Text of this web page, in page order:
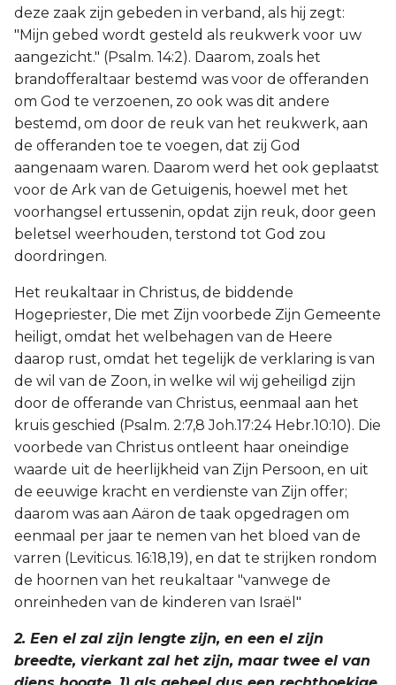
1 Johannes
2 Johannes
3 Johannes
Openbaring
deze zaak zijn gebeden in verband, als hij zegt:
"Mijn gebed wordt gesteld als reukwerk voor uw
aangezicht." (Psalm. 14:2). Daarom, zoals het
brandofferaltaar bestemd was voor de offeranden
om God te verzoenen, zo ook was dit andere
bestemd, om door de reuk van het reukwerk, aan
de offeranden toe te voegen, dat zij God
aangenaam waren. Daarom werd het ook geplaatst
voor de Ark van de Getuigenis, hoewel met het
voorhangsel ertussenin, opdat zijn reuk, door geen
beletsel weerhouden, terstond tot God zou
doordringen.
Het reukaltaar in Christus, de biddende
Hogepriester, Die met Zijn voorbede Zijn Gemeente
heiligt, omdat het welbehagen van de Heere
daarop rust, omdat het tegelijk de verklaring is van
de wil van de Zoon, in welke wil wij geheiligd zijn
door de offerande van Christus, eenmaal aan het
kruis geschied (Psalm. 2:7,8 Joh.17:24 Hebr.10:10). Die
voorbede van Christus ontleent haar oneindige
waarde uit de heerlijkheid van Zijn Persoon, en uit
de eeuwige kracht en verdienste van Zijn offer;
daarom was aan Aäron de taak opgedragen om
eenmaal per jaar te nemen van het bloed van de
varren (Leviticus. 16:18,19), en dat te strijken rondom
de hoornen van het reukaltaar "vanwege de
onreinheden van de kinderen van Israël"
2. Een el zal zijn lengte zijn, en een el zijn
breedte, vierkant zal het zijn, maar twee el van